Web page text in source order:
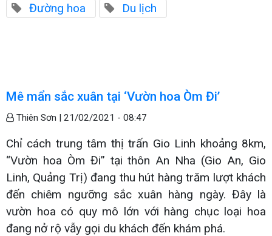
Đường hoa Du lịch
Mê mẩn sắc xuân tại ‘Vườn hoa Òm Đi’
Thiên Sơn | 21/02/2021 - 08:47
Chỉ cách trung tâm thị trấn Gio Linh khoảng 8km,
“Vườn hoa Òm Đi” tại thôn An Nha (Gio An, Gio
Linh, Quảng Trị) đang thu hút hàng trăm lượt khách
đến chiêm ngưỡng sắc xuân hàng ngày. Đây là
vườn hoa có quy mô lớn với hàng chục loại hoa
đang nở rộ vẫy gọi du khách đến khám phá.